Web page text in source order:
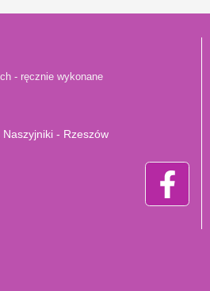
- ręcznie wykonane
- Rzeszów